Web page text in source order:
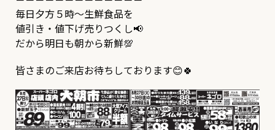
毎日夕方５時～生鮮食品を
値引き・値下げ売りつくし📢
だから明日も朝から新鮮💯
皆さまのご来店お待ちしております😊🍀